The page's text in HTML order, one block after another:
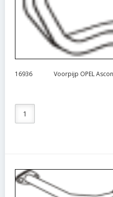
16936 Voorpijp OPEL